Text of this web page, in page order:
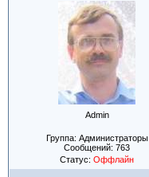
Admin
Группа: Администраторы
Сообщений: 763
Статус: Оффлайн